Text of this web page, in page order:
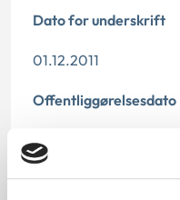
Dato for underskrift
01.12.2011
Offentliggørelsesdato
10.07.2013
Paragraf